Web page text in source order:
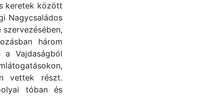
keretek között
Nagycsaládos
három
Vajdaságból
vettek részt.
tóban és